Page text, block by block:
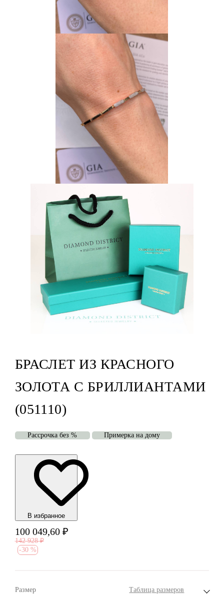
БРАСЛЕТ ИЗ КРАСНОГО
ЗОЛОТА С БРИЛЛИАНТАМИ
(051110)
Рассрочка без % Примерка на дому
В избранноe
100 049,60 ₽
142 928 ₽
-30 %
Размер Таблица размеров